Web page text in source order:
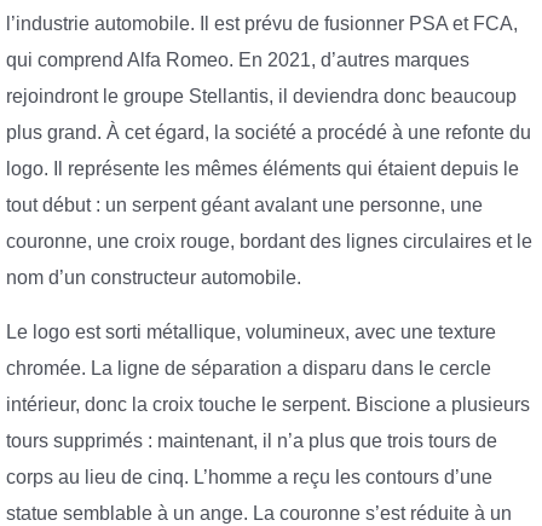
l’industrie automobile. Il est prévu de fusionner PSA et FCA,
qui comprend Alfa Romeo. En 2021, d’autres marques
rejoindront le groupe Stellantis, il deviendra donc beaucoup
plus grand. À cet égard, la société a procédé à une refonte du
logo. Il représente les mêmes éléments qui étaient depuis le
tout début : un serpent géant avalant une personne, une
couronne, une croix rouge, bordant des lignes circulaires et le
nom d’un constructeur automobile.
Le logo est sorti métallique, volumineux, avec une texture
chromée. La ligne de séparation a disparu dans le cercle
intérieur, donc la croix touche le serpent. Biscione a plusieurs
tours supprimés : maintenant, il n’a plus que trois tours de
corps au lieu de cinq. L’homme a reçu les contours d’une
statue semblable à un ange. La couronne s’est réduite à un